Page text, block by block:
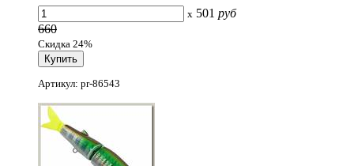
x 501 руб
660
Скидка 24%
Артикул: pr-86543